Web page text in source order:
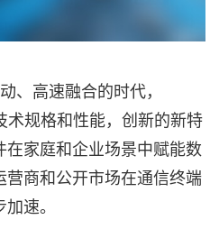
、高速融合的时代，
术规格和性能，创新的新特
家庭和企业场景中赋能数
商和公开市场在通信终端
速。